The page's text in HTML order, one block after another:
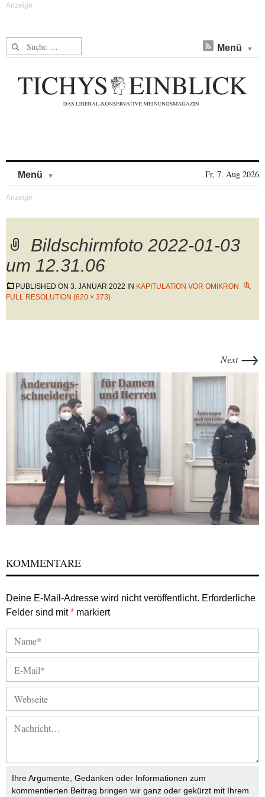
Suche nach: Menü
Menü Fr, 7. Aug 2026
Bildschirmfoto 2022-01-03
um 12.31.06
PUBLISHED ON 3. JANUAR 2022 IN KAPITULATION VOR OMIKRON
FULL RESOLUTION (620 × 373)
Next →
KOMMENTARE
Deine E-Mail-Adresse wird nicht veröffentlicht. Erforderliche
Felder sind mit* markiert
Ihre Argumente, Gedanken oder Informationen zum
kommentierten Beitrag bringen wir ganz oder gekürzt mit Ihrem